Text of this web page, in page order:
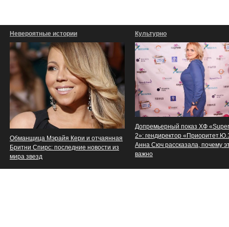
Невероятные истории
Обманщица Мэрайя Кери и отчаянная
Бритни Спирс: последние новости из
мира звезд
Культурно
Допремьерный показ ХФ
2»: гендиректор
Анна Сюч рассказала, почему
важно